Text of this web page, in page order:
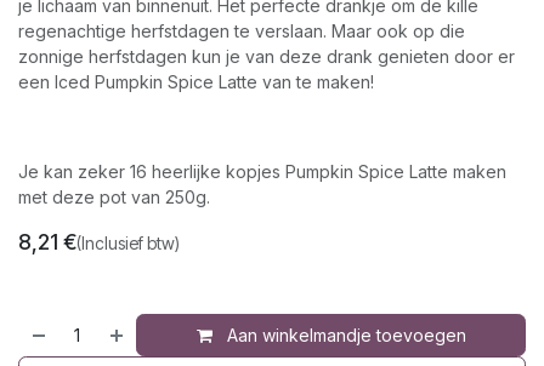
je lichaam van binnenuit. Het perfecte drankje om de kille
regenachtige herfstdagen te verslaan. Maar ook op die
zonnige herfstdagen kun je van deze drank genieten door er
een Iced Pumpkin Spice Latte van te maken!
Je kan zeker 16 heerlijke kopjes Pumpkin Spice Latte maken
met deze pot van 250g.
8,21 €(Inclusief btw)
Aan winkelmandje toevoegen